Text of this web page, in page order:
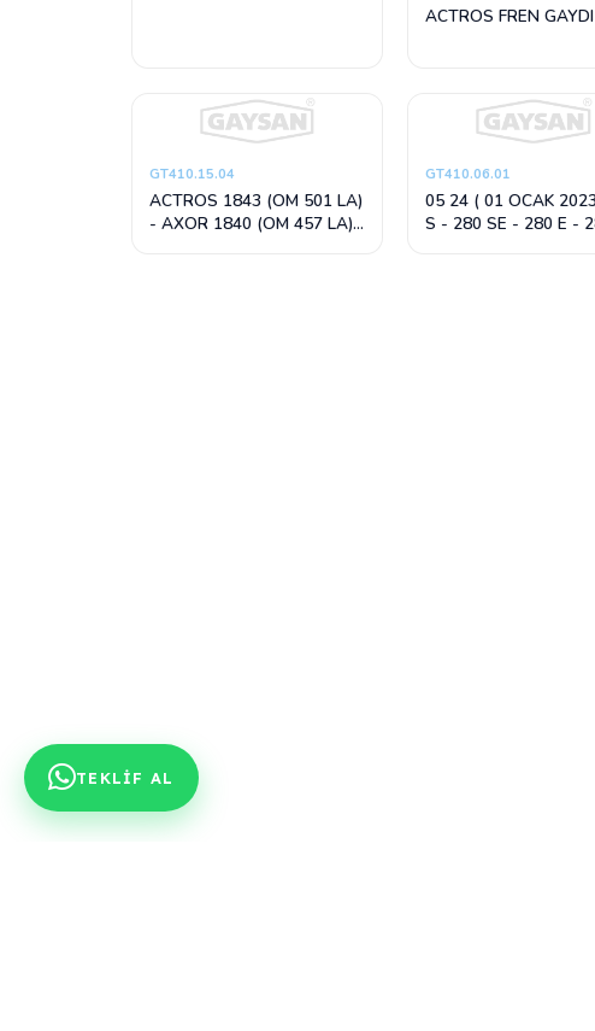
ACTROS FREN
GT410.15.04
ACTROS 1843 (OM 501 LA)
- AXOR 1840 (OM 457 LA)
GT410.06.01
05 24 ( 01 OCAK
S - 280 SE - 280 E -
TEKLİF AL